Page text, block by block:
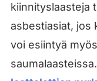
kiinnityslaasteja
asbestiasiat, jos
voi esiintyä